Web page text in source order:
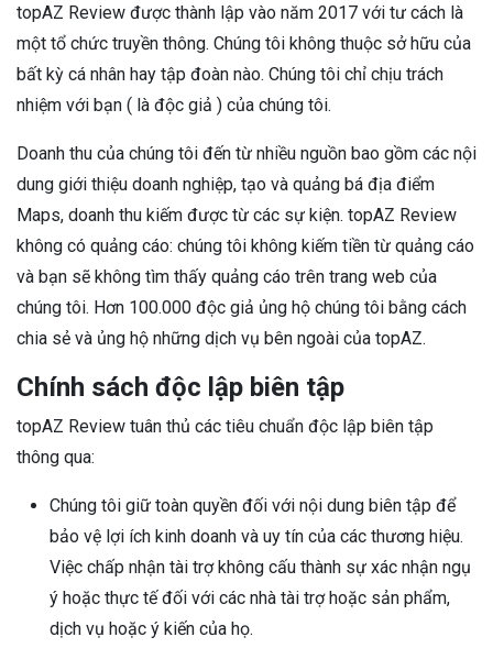
topAZ Review được thành lập vào năm 2017 với tư cách là
một tổ chức truyền thông. Chúng tôi không thuộc sở hữu của
bất kỳ cá nhân hay tập đoàn nào. Chúng tôi chỉ chịu trách
nhiệm với bạn ( là độc giả ) của chúng tôi.
Doanh thu của chúng tôi đến từ nhiều nguồn bao gồm các nội
dung giới thiệu doanh nghiệp, tạo và quảng bá địa điểm
Maps, doanh thu kiếm được từ các sự kiện. topAZ Review
không có quảng cáo: chúng tôi không kiếm tiền từ quảng cáo
và bạn sẽ không tìm thấy quảng cáo trên trang web của
chúng tôi. Hơn 100.000 độc giả ủng hộ chúng tôi bằng cách
chia sẻ và ủng hộ những dịch vụ bên ngoài của topAZ.
Chính sách độc lập biên tập
topAZ Review tuân thủ các tiêu chuẩn độc lập biên tập
thông qua:
Chúng tôi giữ toàn quyền đối với nội dung biên tập để
bảo vệ lợi ích kinh doanh và uy tín của các thương hiệu.
Việc chấp nhận tài trợ không cấu thành sự xác nhận ngụ
ý hoặc thực tế đối với các nhà tài trợ hoặc sản phẩm,
dịch vụ hoặc ý kiến ​​của họ.